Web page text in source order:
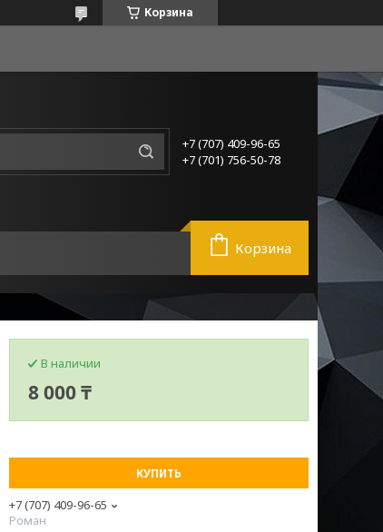
Корзина
+7 (707) 409-96-65
+7 (701) 756-50-78
Корзина
В наличии
8 000 ₸
КУПИТЬ
+7 (707) 409-96-65
Роман